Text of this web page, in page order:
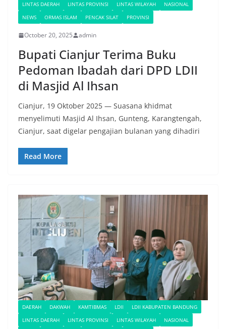
LINTAS DAERAH
LINTAS PROVINSI LINTAS WILAYAH
NASIONAL
NEWS
ORMAS ISLAM PENCAK SILAT PROVINSI
October 20, 2025 admin
Bupati Cianjur Terima Buku
Pedoman Ibadah dari DPD LDII
di Masjid Al Ihsan
Cianjur, 19 Oktober 2025 — Suasana khidmat
menyelimuti Masjid Al Ihsan, Gunteng, Karangtengah,
Cianjur, saat digelar pengajian bulanan yang dihadiri
Read More
DAERAH DAKWAH KAMTIBMAS LDII
LDII KABUPATEN BANDUNG
LINTAS DAERAH
LINTAS PROVINSI LINTAS WILAYAH
NASIONAL